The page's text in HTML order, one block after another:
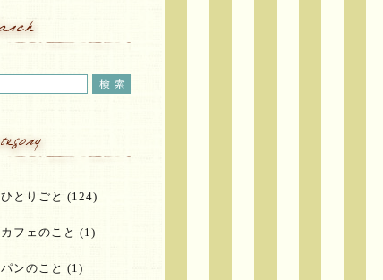
ひとりごと (124)
カフェのこと (1)
パンのこと (1)